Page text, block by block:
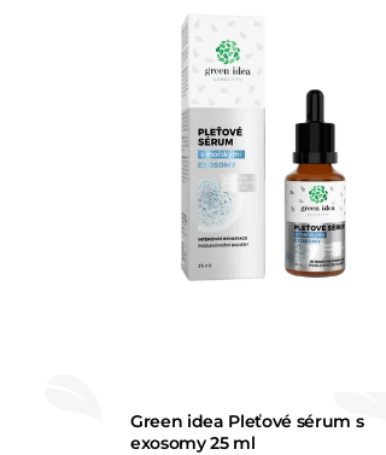
Green idea Pleťové sérum s
exosomy 25 ml